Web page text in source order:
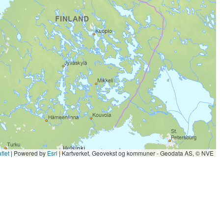
| Powered by Esri|Kartverket, Geovekst og kommuner - Geodata AS, © NVE